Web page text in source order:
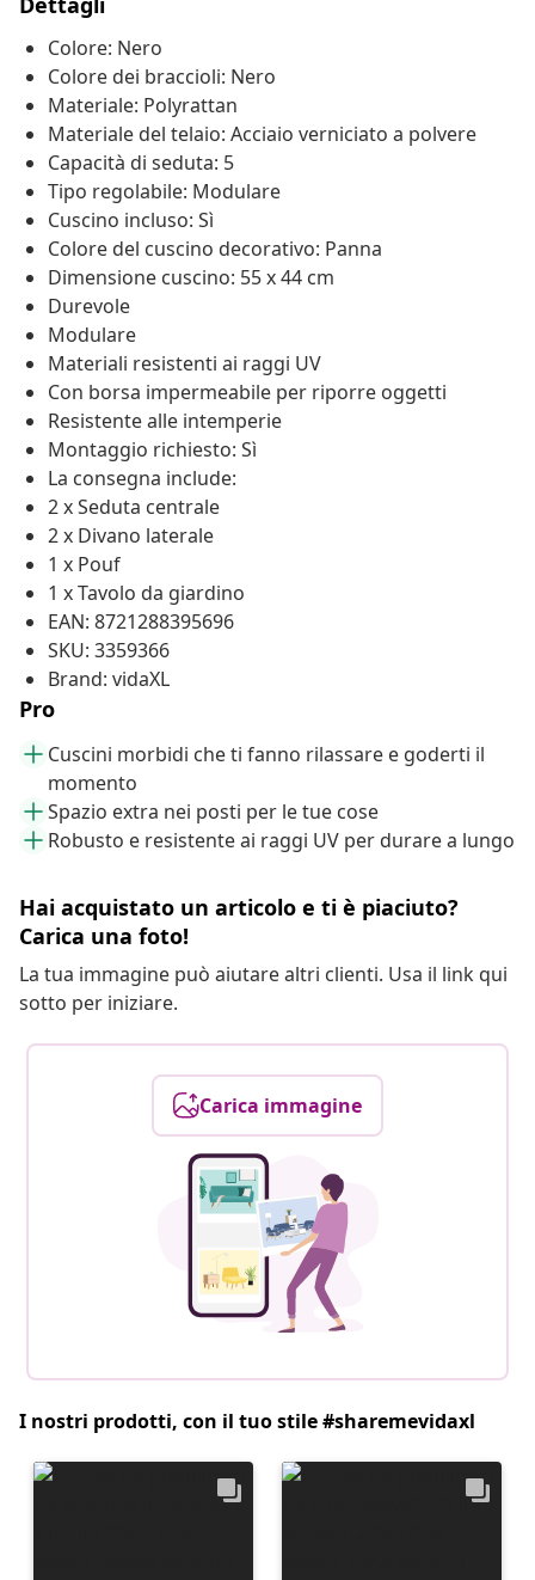
Colore: Nero
Colore dei braccioli: Nero
Materiale: Polyrattan
Materiale del telaio: Acciaio verniciato a polvere
Capacità di seduta: 5
Tipo regolabile: Modulare
Cuscino incluso: Sì
Colore del cuscino decorativo: Panna
Dimensione cuscino: 55 x 44 cm
Durevole
Modulare
Materiali resistenti ai raggi UV
Con borsa impermeabile per riporre oggetti
Resistente alle intemperie
Montaggio richiesto: Sì
La consegna include:
2 x Seduta centrale
2 x Divano laterale
1 x Pouf
1 x Tavolo da giardino
EAN: 8721288395696
SKU: 3359366
Brand: vidaXL
Pro
Cuscini morbidi che ti fanno rilassare e goderti il
momento
Spazio extra nei posti per le tue cose
Robusto e resistente ai raggi UV per durare a lungo
Hai acquistato un articolo e ti è piaciuto?
Carica una foto!
La tua immagine può aiutare altri clienti. Usa il link qui
sotto per iniziare.
Carica immagine
I nostri prodotti, con il tuo stile #sharemevidaxl